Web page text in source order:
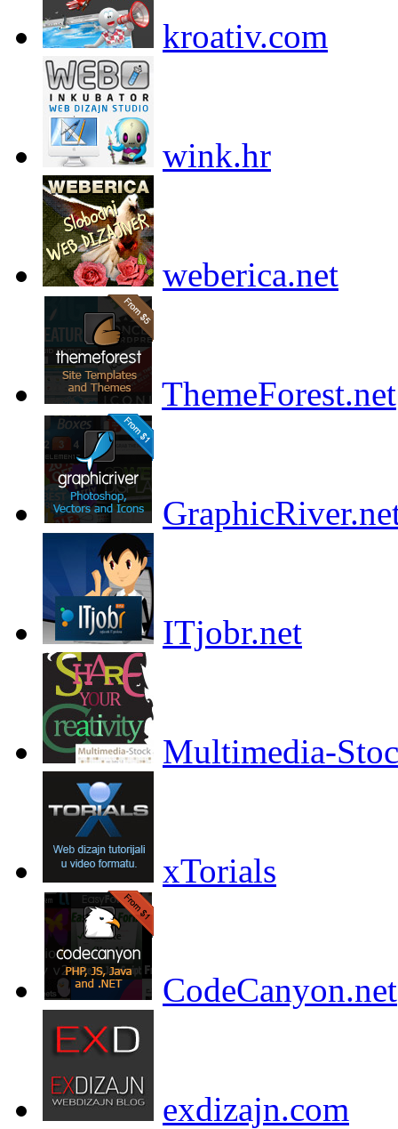
kroativ.com
wink.hr
weberica.net
ThemeForest.net
ITjobr.net
Multimedia-
xTorials
CodeCanyon.net
exdizajn.com